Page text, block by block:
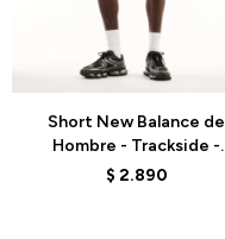
Short New Balance de
Hombre - Trackside -
MB62U39TBK - BLACK
$ 2.890
Talle